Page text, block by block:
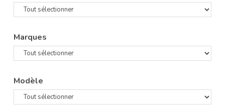
Marques
Modèle